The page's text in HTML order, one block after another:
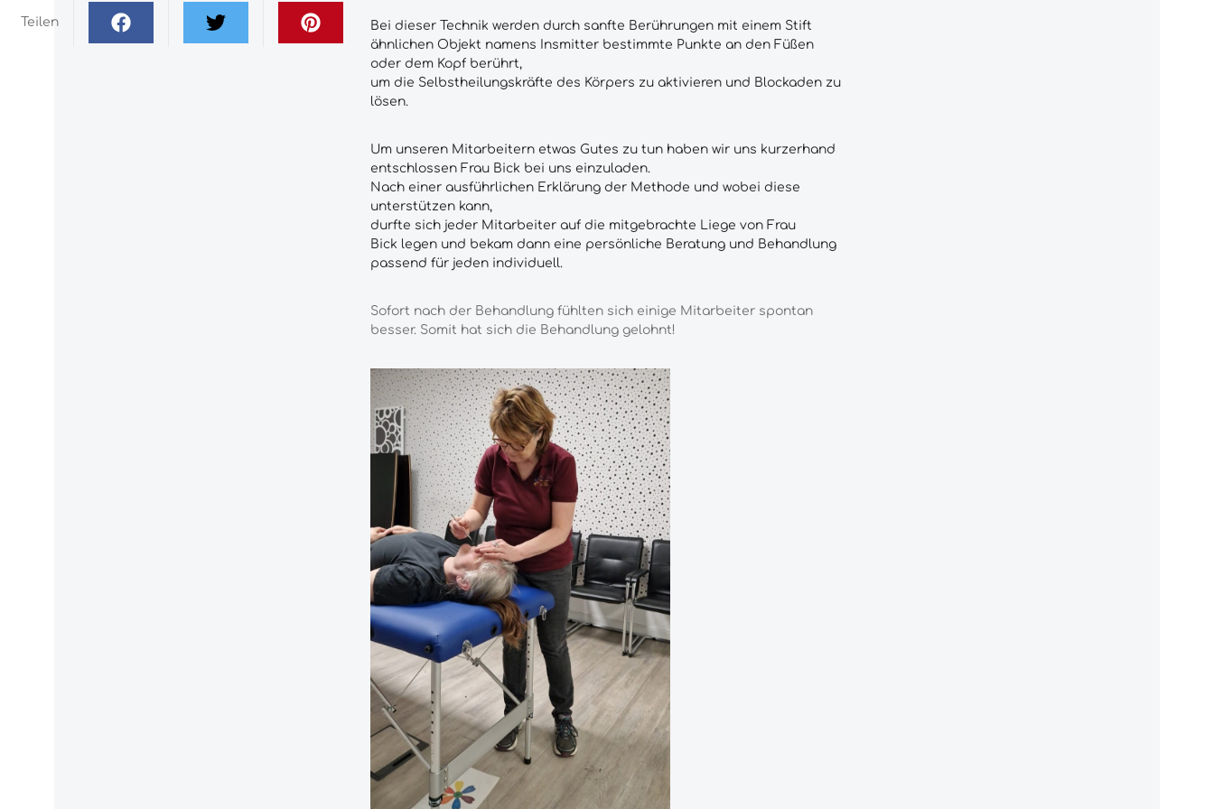
Teilen
Bei dieser Technik werden durch sanfte Berührungen mit einem Stift
ähnlichen Objekt namens Insmitter bestimmte Punkte an den Füßen
oder dem Kopf berührt,
um die Selbstheilungskräfte des Körpers zu aktivieren und Blockaden zu
lösen.
Um unseren Mitarbeitern etwas Gutes zu tun haben wir uns kurzerhand
entschlossen Frau Bick bei uns einzuladen.
Nach einer ausführlichen Erklärung der Methode und wobei diese
unterstützen kann,
durfte sich jeder Mitarbeiter auf die mitgebrachte Liege von Frau
Bick legen und bekam dann eine persönliche Beratung und Behandlung
passend für jeden individuell.
Sofort nach der Behandlung fühlten sich einige Mitarbeiter spontan
besser. Somit hat sich die Behandlung gelohnt!